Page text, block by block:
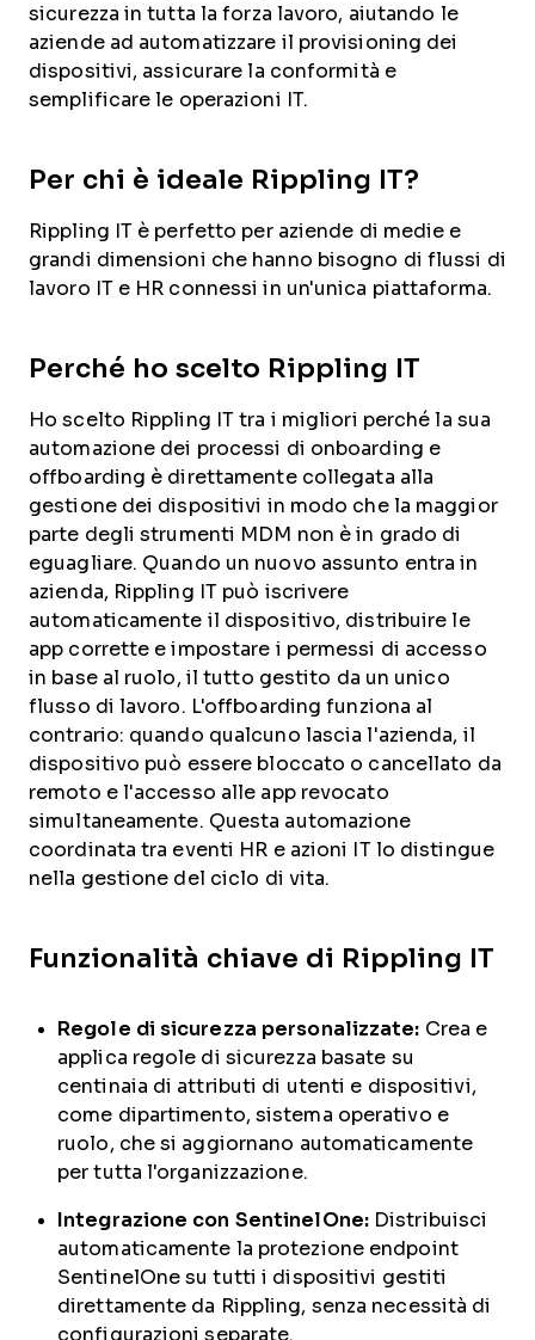
sicurezza in tutta la forza lavoro, aiutando le
aziende ad automatizzare il provisioning dei
dispositivi, assicurare la conformità e
semplificare le operazioni IT.
Per chi è ideale Rippling IT?
Rippling IT è perfetto per aziende di medie e
grandi dimensioni che hanno bisogno di flussi di
lavoro IT e HR connessi in un'unica piattaforma.
Perché ho scelto Rippling IT
Ho scelto Rippling IT tra i migliori perché la sua
automazione dei processi di onboarding e
offboarding è direttamente collegata alla
gestione dei dispositivi in modo che la maggior
parte degli strumenti MDM non è in grado di
eguagliare. Quando un nuovo assunto entra in
azienda, Rippling IT può iscrivere
automaticamente il dispositivo, distribuire le
app corrette e impostare i permessi di accesso
in base al ruolo, il tutto gestito da un unico
flusso di lavoro. L'offboarding funziona al
contrario: quando qualcuno lascia l'azienda, il
dispositivo può essere bloccato o cancellato da
remoto e l'accesso alle app revocato
simultaneamente. Questa automazione
coordinata tra eventi HR e azioni IT lo distingue
nella gestione del ciclo di vita.
Funzionalità chiave di Rippling IT
Regole di sicurezza personalizzate: Crea e
applica regole di sicurezza basate su
centinaia di attributi di utenti e dispositivi,
come dipartimento, sistema operativo e
ruolo, che si aggiornano automaticamente
per tutta l'organizzazione.
Integrazione con SentinelOne:Distribuisci
automaticamente la protezione endpoint
SentinelOne su tutti i dispositivi gestiti
direttamente da Rippling, senza necessità di
configurazioni separate.